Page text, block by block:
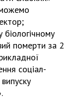
померти за 2
соціал-